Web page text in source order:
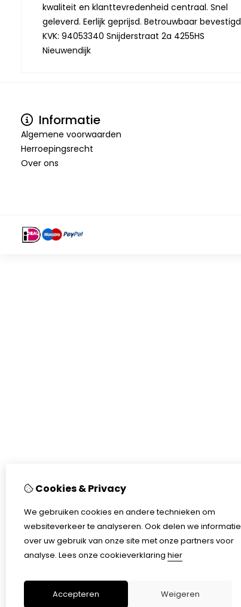
kwaliteit en klanttevredenheid centraal. Snel
geleverd. Eerlijk geprijsd. Betrouwbaar
KVK: 94053340 Snijderstraat 2a 4255HS
Nieuwendijk
Informatie
Algemene voorwaarden
Herroepingsrecht
Over ons
Cookies & Privacy
We gebruiken cookies en andere technieken om
websiteverkeer te analyseren. Ook delen we informatie
over uw gebruik van onze site met onze partners voor
analyse. Lees onze cookieverklaring hier
Accepteren Weigeren